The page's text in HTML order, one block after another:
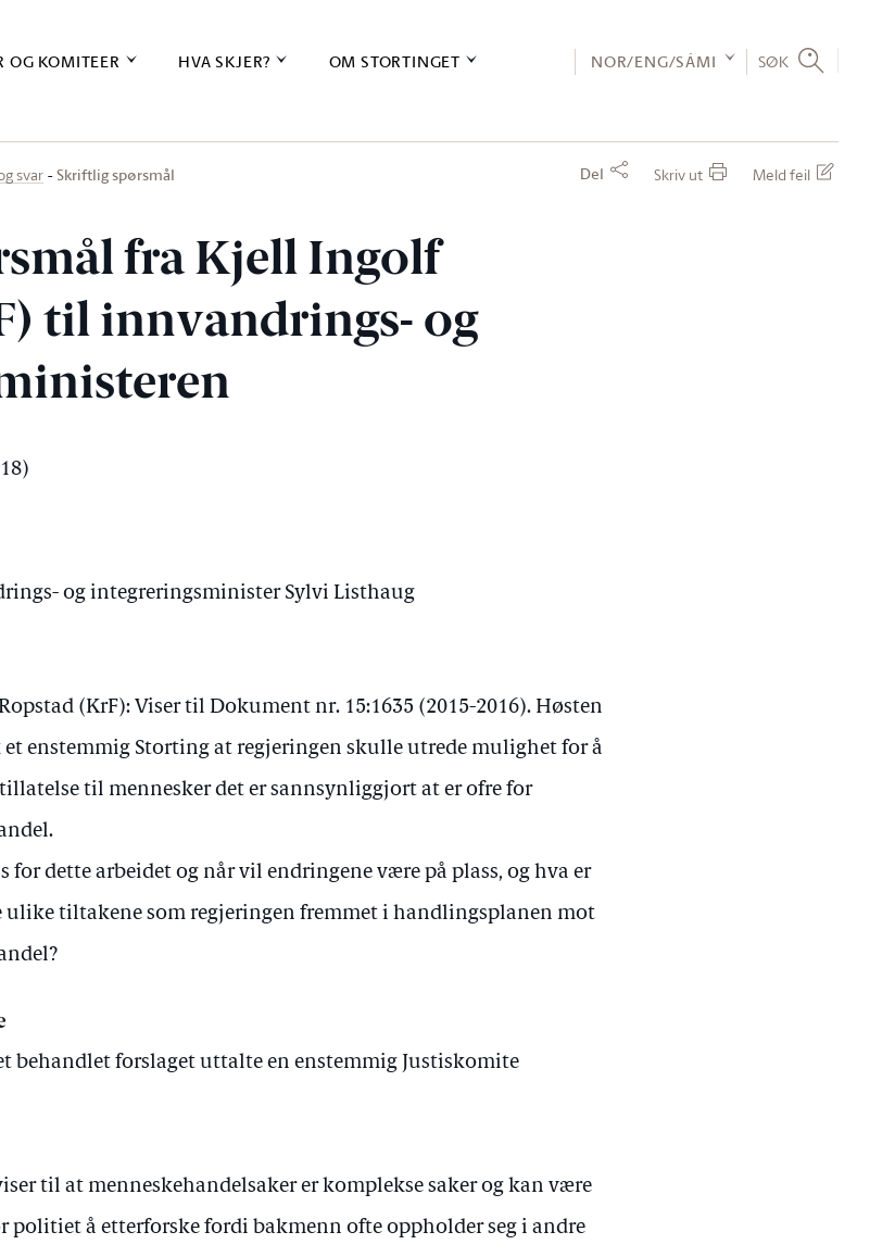
OG KOMITEER HVA SKJER? OM STORTINGET NOR/ENG/SÁMI SØK
svar Skriftlig spørsmål Del Skriv ut Meld feil
fra Kjell Ingolf
til innvandrings- og
og integreringsminister Sylvi Listhaug
(KrF): Viser til Dokument nr. 15:1635 (2015-2016). Høsten
et enstemmig Storting at regjeringen skulle utrede mulighet for å
til mennesker det er sannsynliggjort at er ofre for
for dette arbeidet og når vil endringene være på plass, og hva er
ulike tiltakene som regjeringen fremmet i handlingsplanen mot
behandlet forslaget uttalte en enstemmig Justiskomite
til at menneskehandelsaker er komplekse saker og kan være
politiet å etterforske fordi bakmenn ofte oppholder seg i andre